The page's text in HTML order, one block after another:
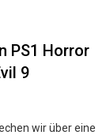
PS1 Horror
9
wir über eine